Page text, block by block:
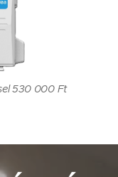
530 000 Ft